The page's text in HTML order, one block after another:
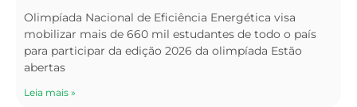
Olimpíada Nacional de Eficiência Energética visa
mobilizar mais de 660 mil estudantes de todo o país
para participar da edição 2026 da olimpíada Estão
abertas
Leia mais »